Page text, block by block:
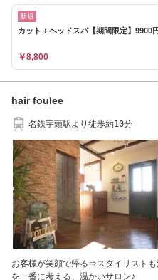
新規
カット＋ヘッドスパ【期間限定】9900
￥8,800
hair foulee
名鉄宇頭駅より徒歩約10分
お客様が笑顔で帰る⇒スタイリスト
を一番に考える、温かいサロン♪